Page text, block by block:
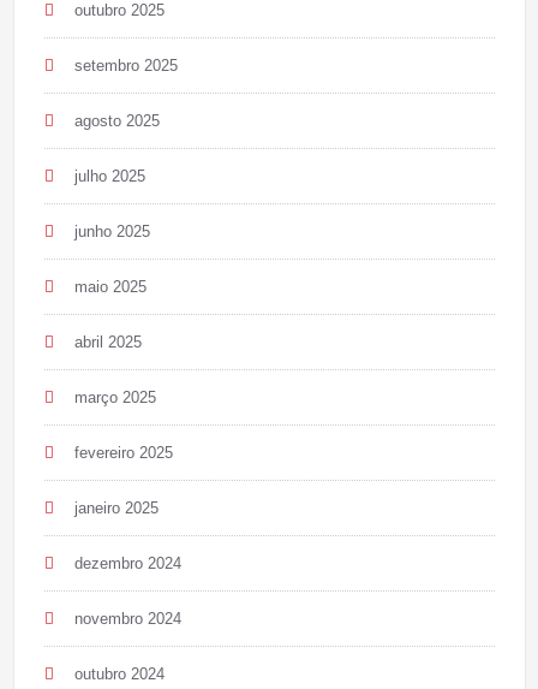
outubro 2025
setembro 2025
agosto 2025
julho 2025
junho 2025
maio 2025
abril 2025
março 2025
fevereiro 2025
janeiro 2025
dezembro 2024
novembro 2024
outubro 2024